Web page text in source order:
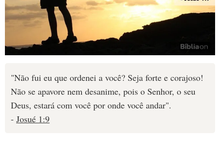
QUEM SOMOS
LOJA BÍBLIAON
"Não fui eu que ordenei a você? Seja forte e corajoso!
Não se apavore nem desanime, pois o Senhor, o seu
Deus, estará com você por onde você andar".
- Josué 1:9